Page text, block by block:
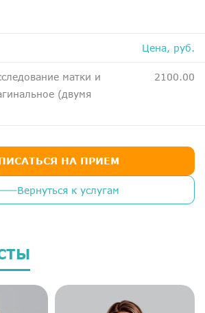
ДМС
Медосмотры
О компании
Новости
Контакты
Цена, руб.
матки и
(двумя
2100.00
Вернуться к услугам
НА ПРИЕМ